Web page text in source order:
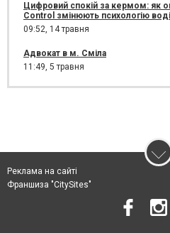
Цифровий спокій за кермом: як
Control змінюють психологію
09:52, 14 травня
Адвокат в м. Сміла
11:49, 5 травня
Реклама на сайті
Франшиза "CitySites"